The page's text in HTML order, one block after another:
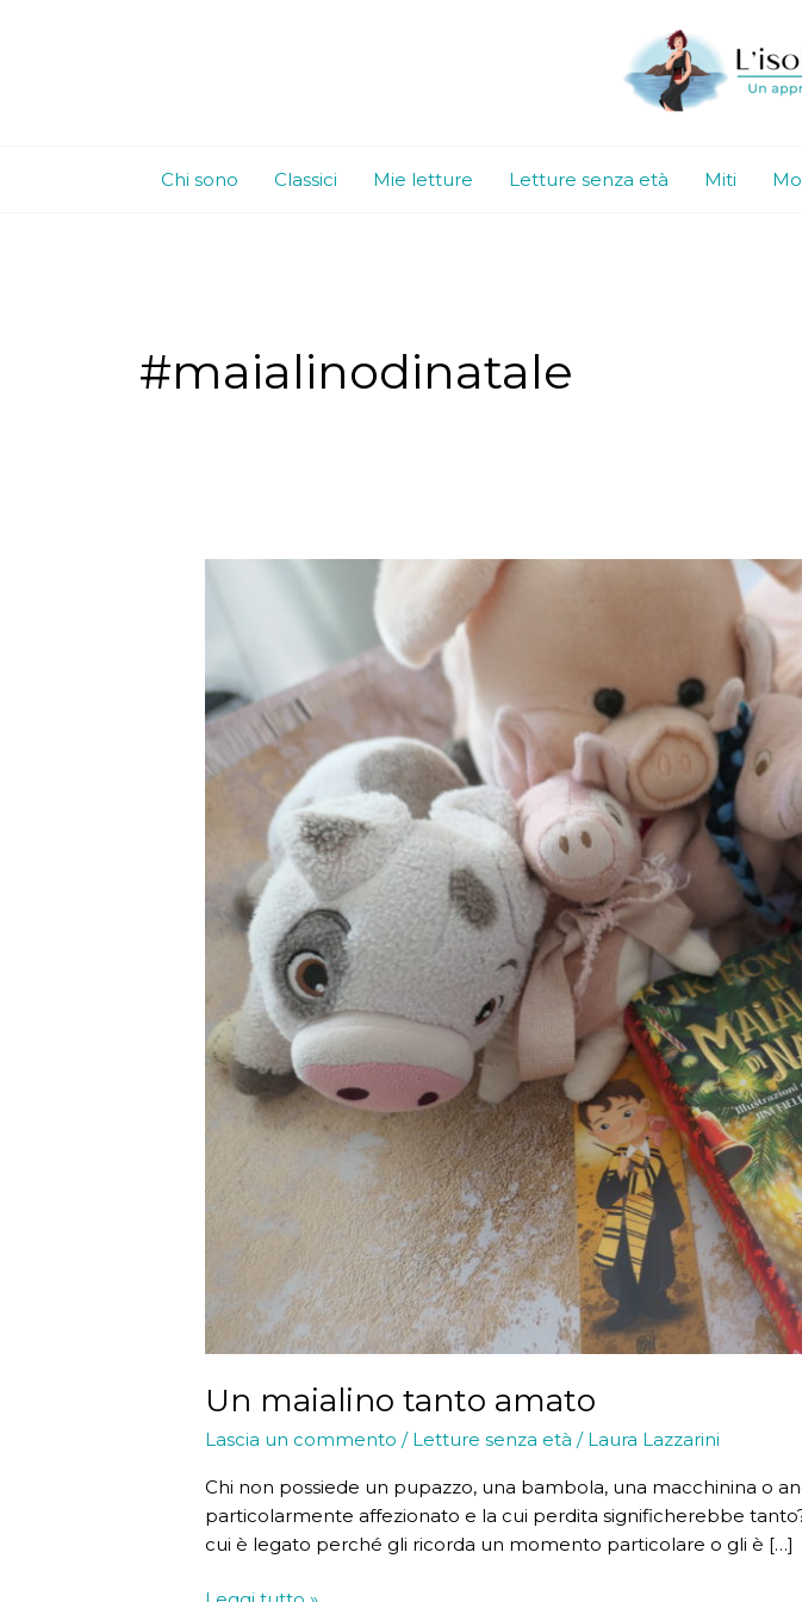
Chi sono Classici Mie letture Letture senza età Miti
#maialinodinatale
Un maialino tanto amato
Lascia un commento / Letture senza età / Laura Lazzarini
Chi non possiede un pupazzo, una bambola, una macchinina o
particolarmente affezionato e la cui perdita significherebbe
cui è legato perché gli ricorda un momento particolare o gli è […]